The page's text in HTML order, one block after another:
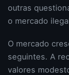
outras
o mercado
O mercado
seguintes. A
valores